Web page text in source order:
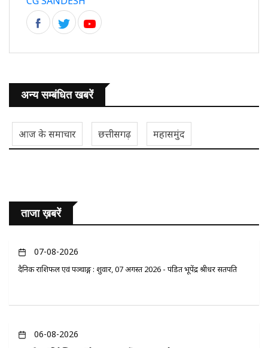
अन्य सम्बंधित खबरें
आज के समाचार छत्तीसगढ़ महासमुंद
ताजा ख़बरें
07-08-2026
दैनिक राशिफल एवं पञ्चाङ्ग : शुक्रवार, 07 अगस्त 2026 - पंडित भूपेंद्र श्रीधर सतपति
06-08-2026